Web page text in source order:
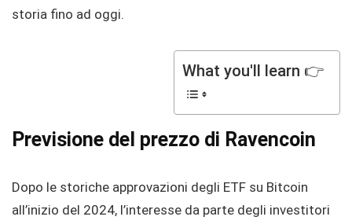
storia fino ad oggi.
What you'll learn 👉
Previsione del prezzo di Ravencoin
Dopo le storiche approvazioni degli ETF su Bitcoin
all’inizio del 2024, l’interesse da parte degli investitori